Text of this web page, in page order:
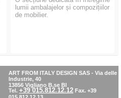
lumii ambalajelor și compozițiilor
de mobilier.
ART FROM ITALY DESIGN SAS - Via delle
Industrie, 40
13856 Vigliano B.se BI
Tel. +39 015.812.12.12 Fax. +39
015.812.12.13